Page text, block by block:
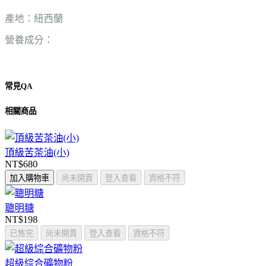
產地：紐西蘭
營養成分：
常見QA
相關商品
頂級苦茶油(小)
NT$680
加入購物車 尚未開賣 登入查看 資格不符
聰明糖
NT$198
已售完 尚未開賣 登入查看 資格不符
超級綜合礦物粉